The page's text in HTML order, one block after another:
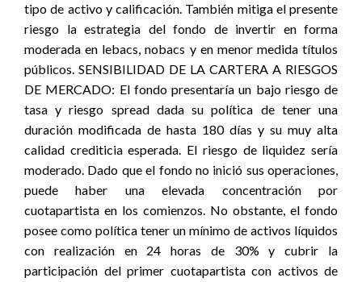
tipo de activo y calificación. También mitiga el presente
riesgo la estrategia del fondo de invertir en forma
moderada en lebacs, nobacs y en menor medida títulos
públicos. SENSIBILIDAD DE LA CARTERA A RIESGOS
DE MERCADO: El fondo presentaría un bajo riesgo de
tasa y riesgo spread dada su política de tener una
duración modificada de hasta 180 días y su muy alta
calidad crediticia esperada. El riesgo de liquidez sería
moderado. Dado que el fondo no inició sus operaciones,
puede haber una elevada concentración por
cuotapartista en los comienzos. No obstante, el fondo
posee como política tener un mínimo de activos líquidos
con realización en 24 horas de 30% y cubrir la
participación del primer cuotapartista con activos de